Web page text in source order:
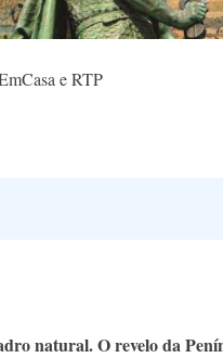
e RTP
natural. O revelo da